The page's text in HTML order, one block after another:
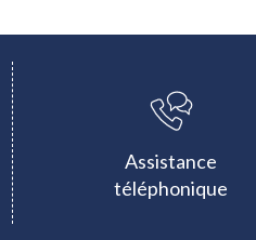
Assistance
téléphonique